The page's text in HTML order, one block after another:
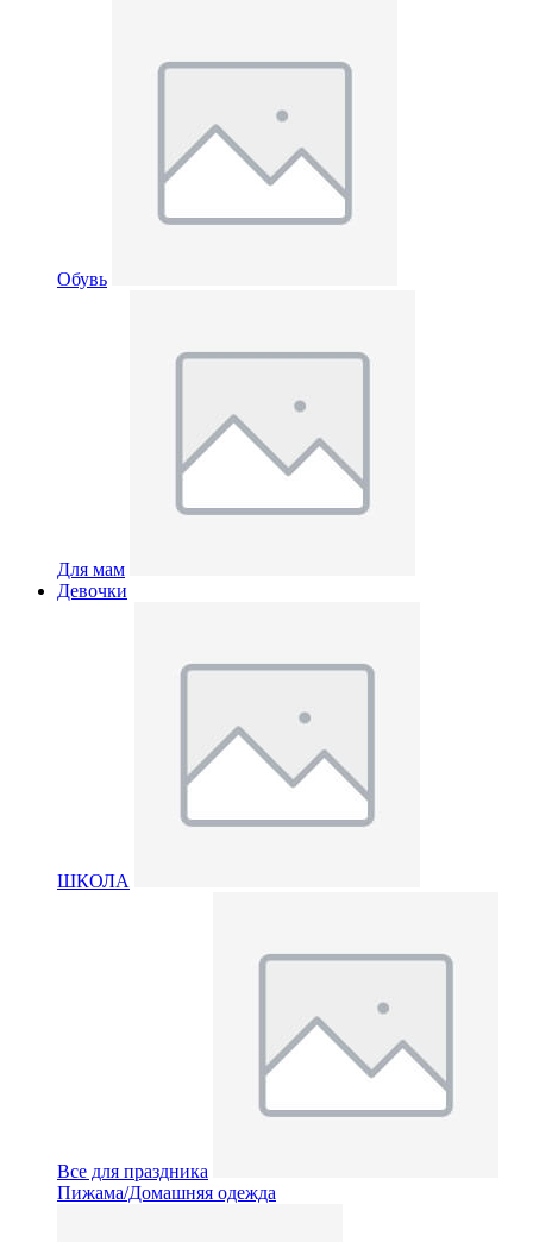
Обувь
Для мам
Девочки
ШКОЛА
Все для праздника
Пижама/Домашняя одежда